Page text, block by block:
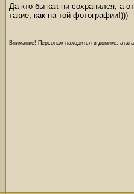
Да кто бы как ни сохранился, а
такие, как на той фотографии!)))
Внимание! Персонаж находится в домике,